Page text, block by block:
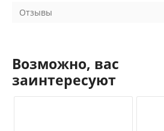
Отзывы
Возможно, вас
заинтересуют